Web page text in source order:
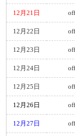
12月21日 off
12月22日 off
12月23日 off
12月24日 off
12月25日 off
12月26日 off
12月27日 off